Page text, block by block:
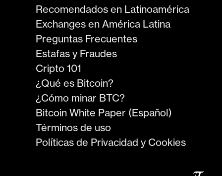
Recomendados en Latinoamérica
Exchanges en América Latina
Preguntas Frecuentes
Estafas y Fraudes
Cripto 101
¿Qué es Bitcoin?
¿Cómo minar BTC?
Bitcoin White Paper (Español)
Términos de uso
Políticas de Privacidad y Cookies